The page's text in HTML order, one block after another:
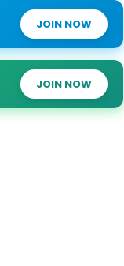
JOIN NOW
JOIN NOW